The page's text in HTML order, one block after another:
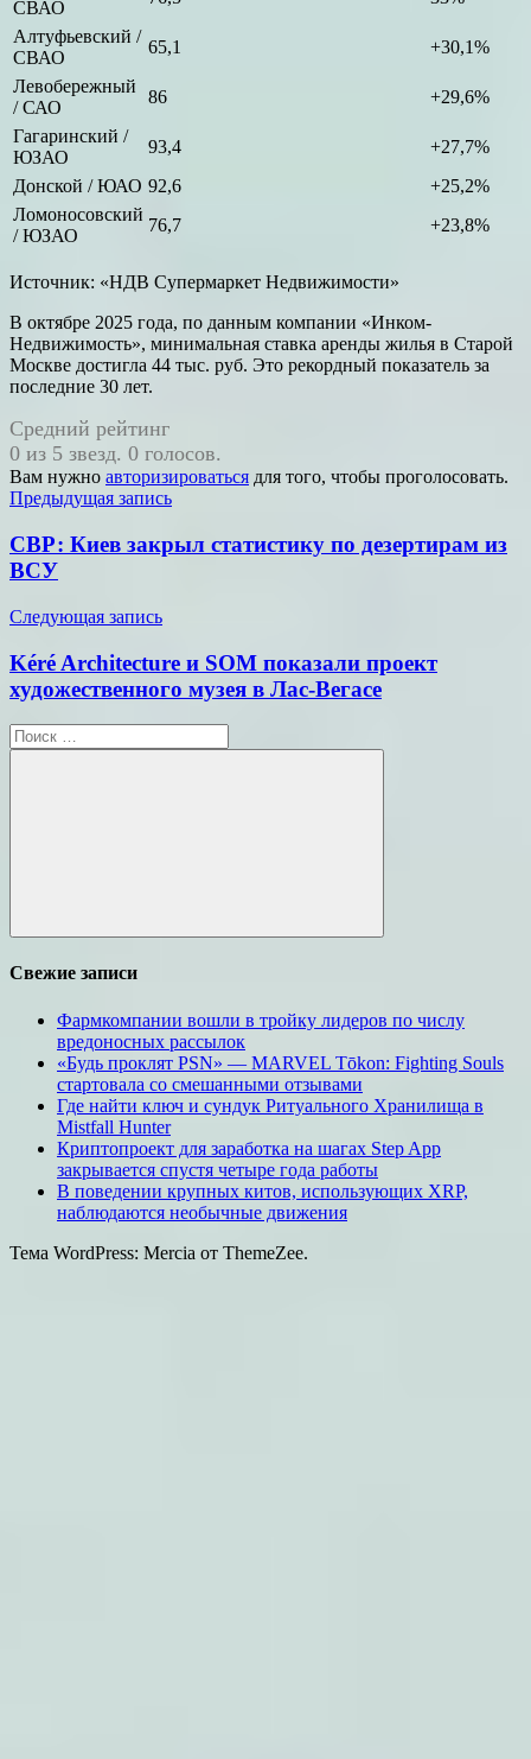
СВАО
Алтуфьевский /
СВАО
65,1
+30,1%
Левобережный
/ САО
86
+29,6%
Гагаринский /
ЮЗАО
93,4
+27,7%
Донской / ЮАО 92,6
+25,2%
Ломоносовский
/ ЮЗАО
76,7 +23,8%
Источник: «НДВ Супермаркет Недвижимости»
В октябре 2025 года, по данным компании «Инком-
Недвижимость», минимальная ставка аренды жилья в Старой
Москве достигла 44 тыс. руб. Это рекордный показатель за
последние 30 лет.
Средний рейтинг
0 из 5 звезд. 0 голосов.
Вам нужно авторизироваться для того, чтобы проголосовать.
Навигация
по
записям
Предыдущая запись
СВР: Киев закрыл статистику по дезертирам из
ВСУ
Следующая запись
Kéré Architecture и SOM показали проект
художественного музея в Лас-Вегасе
Поиск
для:
Поиск
Свежие записи
Фармкомпании вошли в тройку лидеров по числу
вредоносных рассылок
«Будь проклят PSN» — MARVEL Tōkon: Fighting Souls
стартовала со смешанными отзывами
Где найти ключ и сундук Ритуального Хранилища в
Mistfall Hunter
Криптопроект для заработка на шагах Step App
закрывается спустя четыре года работы
В поведении крупных китов, использующих XRP,
наблюдаются необычные движения
Тема WordPress: Mercia от ThemeZee.